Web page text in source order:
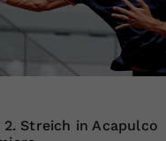
Streich in Acapulco